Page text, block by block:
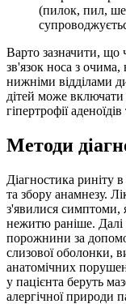
(пилок, пил,
Варто зазначити, що
зв'язок носа з
нижніми відділами
дітей може включати
гіпертрофії
Методи
Діагностика риніту
та збору анамнезу.
з'явилися симптоми,
нежитю раніше. Далі
порожнини за
слизової оболонки,
анатомічних
у пацієнта беруть
алергічної природи